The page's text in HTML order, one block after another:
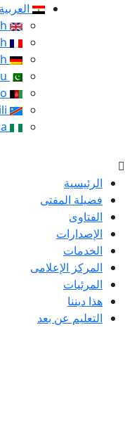
العربية
الرئيسية
فضيلة المفتى
الفتاوى
الإصدارات
الخدمات
المركز الإعلامى
المرئيات
هذا ديننا
التعليم عن بعد